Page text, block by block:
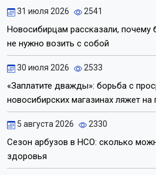
31 июля 2026 2541
Новосибирцам рассказали,
не нужно возить с собой
30 июля 2026 2533
«Заплатите дважды»: борьба с
новосибирских магазинах ляжет на
5 августа 2026 2330
Сезон арбузов в НСО: сколько
здоровья